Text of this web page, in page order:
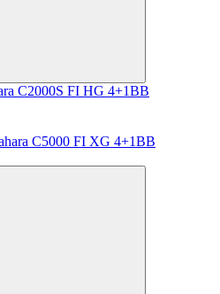
C2000S FI HG 4+1BB